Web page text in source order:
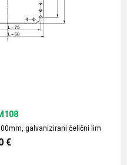
galvanizirani čelični lim
€